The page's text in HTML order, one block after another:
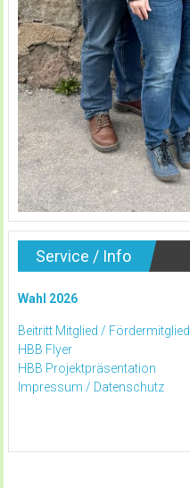
Service / Info
Wahl 2026
Beitritt Mitglied / Fördermitglied
HBB Flyer
HBB Projektpräsentation
Impressum / Datenschutz